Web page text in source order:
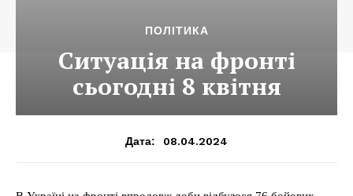
ПОЛІТИКА
Ситуація на фронті
сьогодні 8 квітня
Дата: 08.04.2024